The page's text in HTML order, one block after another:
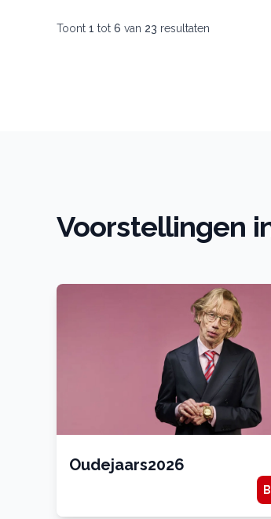
Toont 1 tot 6 van 23 resultaten
Voorstellingen
Oudejaars2026